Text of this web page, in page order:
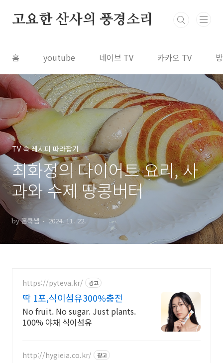
고요한 산사의 풍경소리
홈 youtube 네이브 TV 카카오 TV
TV 속 레시피 따라잡기
최화정의 다이어트 요리, 사
과와 수제 땅콩버터
by 홈쿡쌤 2024. 11. 22.
https://pyteva.kr/ 광고
딱 1포,식이섬유300%충전
No fruit. No sugar. Just plants.
100% 야채 식이섬유
http://hygieia.co.kr/ 광고